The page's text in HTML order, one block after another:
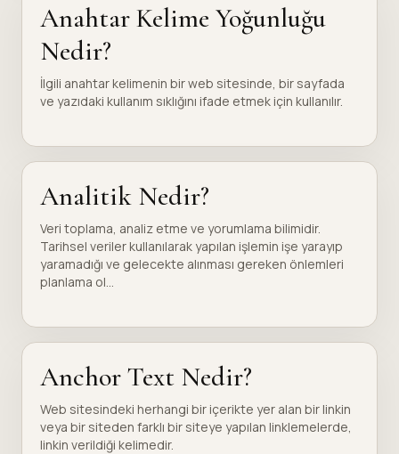
Anahtar Kelime Yoğunluğu
Nedir?
İlgili anahtar kelimenin bir web sitesinde, bir sayfada
ve yazıdaki kullanım sıklığını ifade etmek için kullanılır.
Analitik Nedir?
Veri toplama, analiz etme ve yorumlama bilimidir.
Tarihsel veriler kullanılarak yapılan işlemin işe yarayıp
yaramadığı ve gelecekte alınması gereken önlemleri
planlama ol...
Anchor Text Nedir?
Web sitesindeki herhangi bir içerikte yer alan bir linkin
veya bir siteden farklı bir siteye yapılan linklemelerde,
linkin verildiği kelimedir.